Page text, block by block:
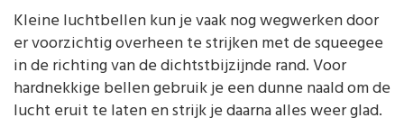
Kleine luchtbellen kun je vaak nog wegwerken door
er voorzichtig overheen te strijken met de squeegee
in de richting van de dichtstbijzijnde rand. Voor
hardnekkige bellen gebruik je een dunne naald om de
lucht eruit te laten en strijk je daarna alles weer glad.